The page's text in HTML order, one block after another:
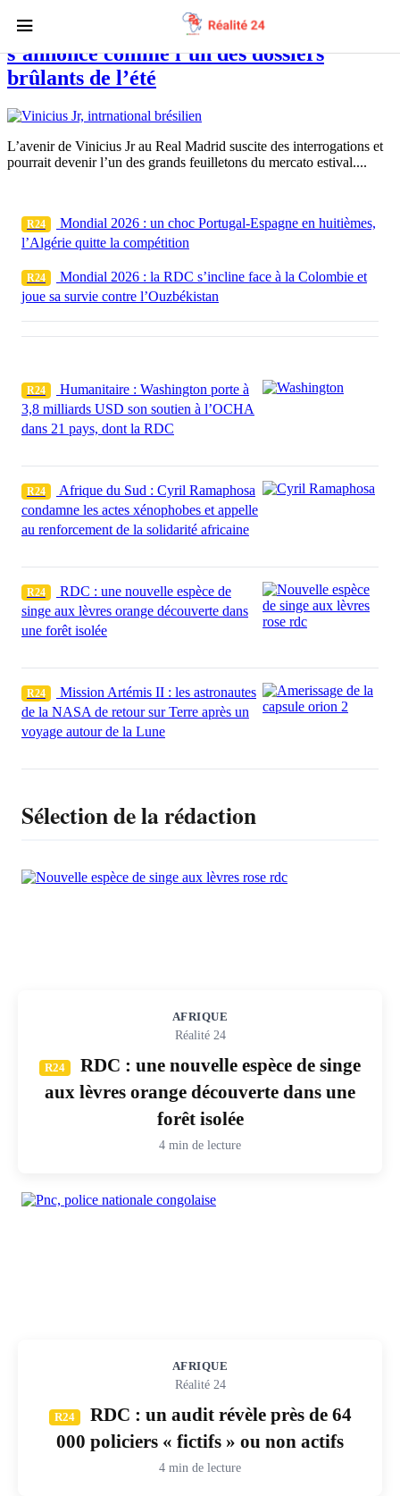
Real Madrid : l’avenir de Vinicius Jr
s’annonce comme l’un des dossiers
brûlants de l’été
L’avenir de Vinicius Jr au Real Madrid suscite des interrogations et
pourrait devenir l’un des grands feuilletons du mercato estival....
R24
Mondial 2026 : un choc Portugal-Espagne en huitièmes,
l’Algérie quitte la compétition
R24
Mondial 2026 : la RDC s’incline face à la Colombie et
joue sa survie contre l’Ouzbékistan
R24
Humanitaire : Washington porte à
3,8 milliards USD son soutien à l’OCHA
dans 21 pays, dont la RDC
R24
Afrique du Sud : Cyril Ramaphosa
condamne les actes xénophobes et appelle
au renforcement de la solidarité africaine
R24
RDC : une nouvelle espèce de
singe aux lèvres orange découverte dans
une forêt isolée
R24
Mission Artémis II : les astronautes
de la NASA de retour sur Terre après un
voyage autour de la Lune
Sélection de la rédaction
AFRIQUE
Réalité 24
R24
RDC : une nouvelle espèce de singe
aux lèvres orange découverte dans une
forêt isolée
4 min de lecture
AFRIQUE
Réalité 24
R24
RDC : un audit révèle près de 64
000 policiers « fictifs » ou non actifs
4 min de lecture